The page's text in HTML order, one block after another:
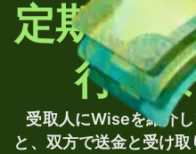
定期的に
行い
受取人にWiseを紹介
と、双方で送金と受け取